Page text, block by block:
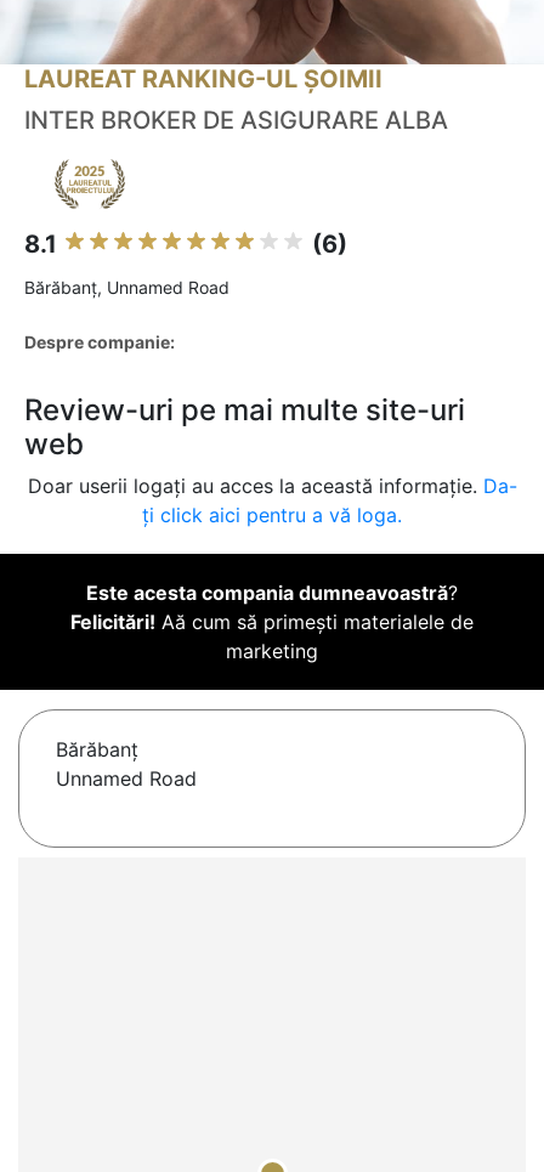
LAUREAT RANKING-UL ȘOIMII
INTER BROKER DE ASIGURARE ALBA
8.1 (6)
Bărăbanţ, Unnamed Road
Despre companie:
Review-uri pe mai multe site-uri
web
Doar userii logați au acces la această informație. Da-
ți click aici pentru a vă loga.
Este acesta compania dumneavoastră?
Felicitări! Aă cum să primești materialele de
marketing
Bărăbanţ
Unnamed Road